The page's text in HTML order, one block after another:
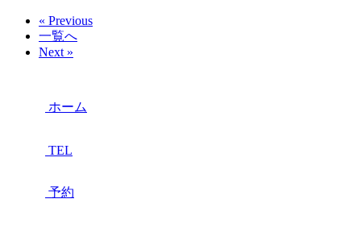
« Previous
一覧へ
Next »
ホーム
TEL
予約